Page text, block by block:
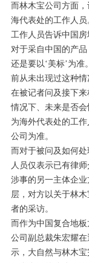
而林木宝公司方面
海代表处的工作人
工作人员告诉中国房
对于采自中国的产
还是要以‘美标’为
前从未出现过这种情
在被记者问及接下
情况下、未来是否
为海外代表处的工
公司为准。
而对于被问及如何
人员仅表示已有律师
涉事的另一主体企
层，对方以关于林
者的采访。
而作为中国复合地
公司副总裁朱宏耀
示，大自然与林木